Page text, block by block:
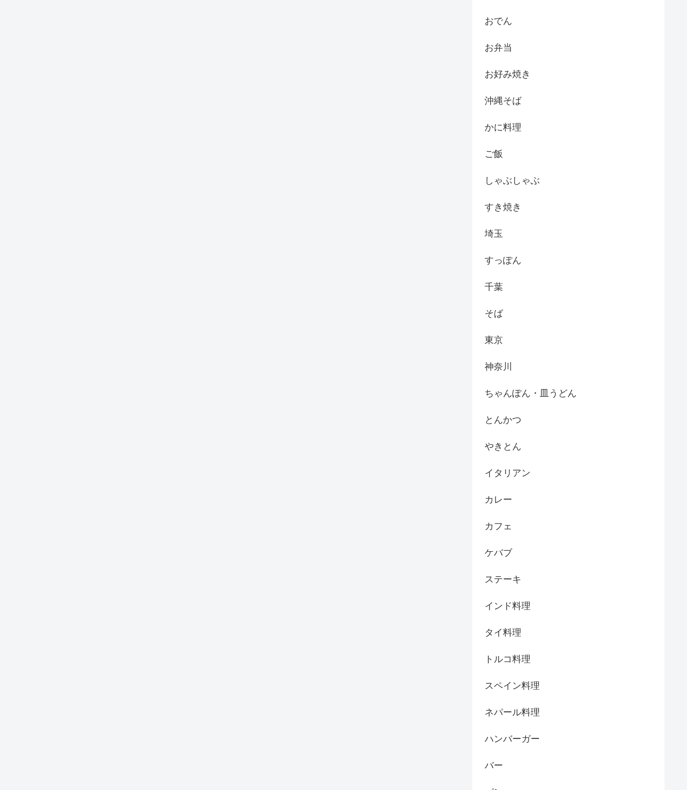
おでん
お弁当
お好み焼き
沖縄そば
かに料理
ご飯
しゃぶしゃぶ
すき焼き
埼玉
すっぽん
千葉
そば
東京
神奈川
ちゃんぽん・皿うどん
とんかつ
やきとん
イタリアン
カレー
カフェ
ケバブ
ステーキ
インド料理
タイ料理
トルコ料理
スペイン料理
ネパール料理
ハンバーガー
バー